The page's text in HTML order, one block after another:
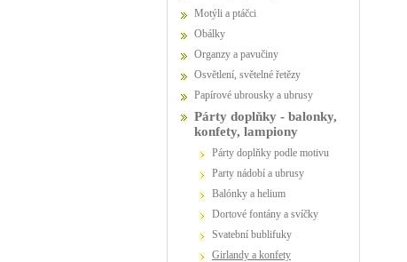
Motýli a ptáčci
Obálky
Organzy a pavučiny
Osvětlení, světelné řetězy
Papírové ubrousky a ubrusy
Párty doplňky - balonky,
konfety, lampiony
Párty doplňky podle motivu
party nádobí a ubrusy
Balónky a helium
dortové fontány a svíčky
Svatební bublifuky
girlandy a konfety